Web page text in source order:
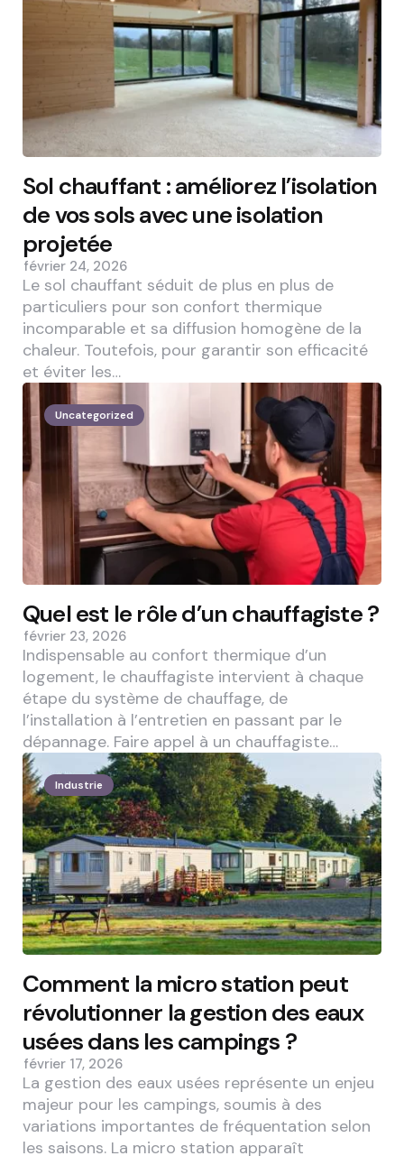
Sol chauffant : améliorez l’isolation
de vos sols avec une isolation
projetée
février 24, 2026
Le sol chauffant séduit de plus en plus de
particuliers pour son confort thermique
incomparable et sa diffusion homogène de la
chaleur. Toutefois, pour garantir son efficacité
et éviter les…
Uncategorized
Quel est le rôle d’un chauffagiste ?
février 23, 2026
Indispensable au confort thermique d’un
logement, le chauffagiste intervient à chaque
étape du système de chauffage, de
l’installation à l’entretien en passant par le
dépannage. Faire appel à un chauffagiste…
Industrie
Comment la micro station peut
révolutionner la gestion des eaux
usées dans les campings ?
février 17, 2026
La gestion des eaux usées représente un enjeu
majeur pour les campings, soumis à des
variations importantes de fréquentation selon
les saisons. La micro station apparaît